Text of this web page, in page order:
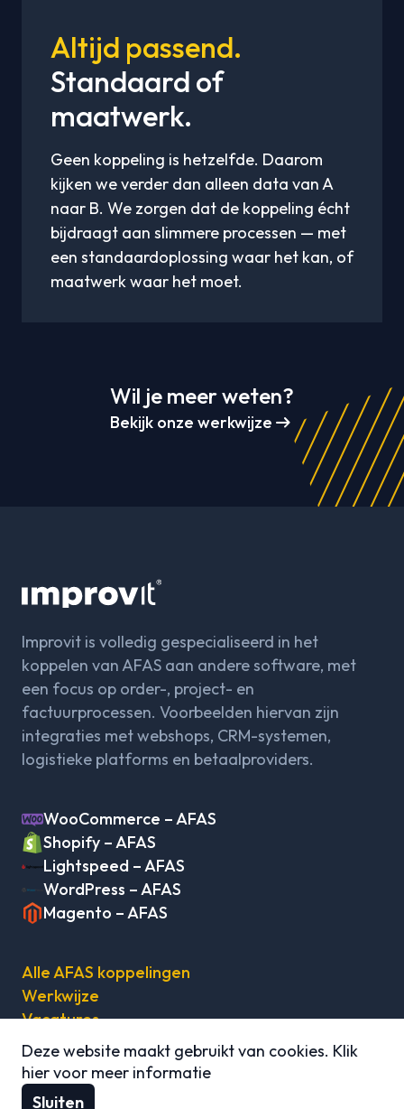
Altijd passend.
Standaard of
maatwerk.
Geen koppeling is hetzelfde. Daarom
kijken we verder dan alleen data van A
naar B. We zorgen dat de koppeling écht
bijdraagt aan slimmere processen — met
een standaardoplossing waar het kan, of
maatwerk waar het moet.
Wil je meer weten?
Bekijk onze werkwijze arrow_right_alt
Deze website maakt gebruikt van cookies. Klik
hier voor meer informatie
Sluiten
Improvit is volledig gespecialiseerd in het
koppelen van AFAS aan andere software, met
een focus op order-, project- en
factuurprocessen. Voorbeelden hiervan zijn
integraties met webshops, CRM-systemen,
logistieke platforms en betaalproviders.
WooCommerce – AFAS
Shopify – AFAS
Lightspeed – AFAS
WordPress – AFAS
Magento – AFAS
Alle AFAS koppelingen
Werkwijze
Vacatures
Sitemap
Privacy policy